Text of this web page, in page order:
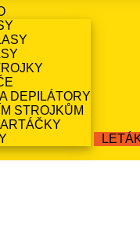
DEPILÁTORY
STROJKŮM